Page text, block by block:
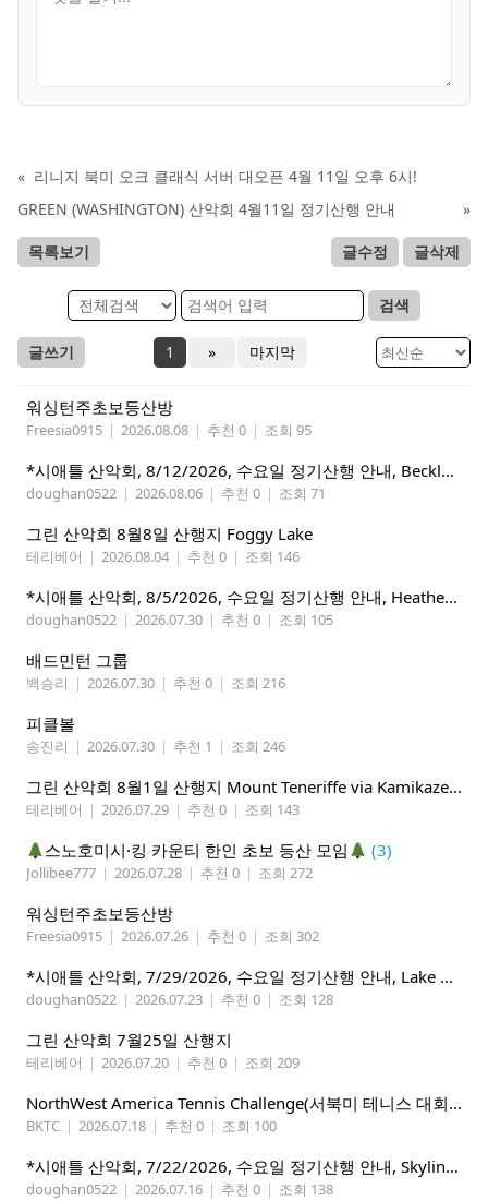
« 리니지 북미 오크 클래식 서버 대오픈 4월 11일 오후 6시!
GREEN (WASHINGTON) 산악회 4월11일 정기산행 안내
»
목록보기 글수정 글삭제
검색
글쓰기 1 » 마지막
워싱턴주초보등산방
Freesia0915 | 2026.08.08 | 추천 0 | 조회 95
*시애틀 산악회, 8/12/2026, 수요일 정기산행 안내, Beckler Peak*
doughan0522 | 2026.08.06 | 추천 0 | 조회 71
그린 산악회 8월8일 산행지 Foggy Lake
테리베어 | 2026.08.04 | 추천 0 | 조회 146
*시애틀 산악회, 8/5/2026, 수요일 정기산행 안내, Heather Lake*
doughan0522 | 2026.07.30 | 추천 0 | 조회 105
배드민턴 그룹
백승리 | 2026.07.30 | 추천 0 | 조회 216
피클볼
송진리 | 2026.07.30 | 추천 1 | 조회 246
그린 산악회 8월1일 산행지 Mount Teneriffe via Kamikaze Trail/ Lillian Lake &Margaret Lake
테리베어 | 2026.07.29 | 추천 0 | 조회 143
스노호미시·킹 카운티 한인 초보 등산 모임 (3)
Jollibee777 | 2026.07.28 | 추천 0 | 조회 272
워싱턴주초보등산방
Freesia0915 | 2026.07.26 | 추천 0 | 조회 302
*시애틀 산악회, 7/29/2026, 수요일 정기산행 안내, Lake 22*
doughan0522 | 2026.07.23 | 추천 0 | 조회 128
그린 산악회 7월25일 산행지
테리베어 | 2026.07.20 | 추천 0 | 조회 209
NorthWest America Tennis Challenge(서북미 테니스 대회) 마감임박!!!!!
BKTC | 2026.07.18 | 추천 0 | 조회 100
*시애틀 산악회, 7/22/2026, 수요일 정기산행 안내, Skyline Trail Loop(Mt. Rainier)*
doughan0522 | 2026.07.16 | 추천 0 | 조회 138